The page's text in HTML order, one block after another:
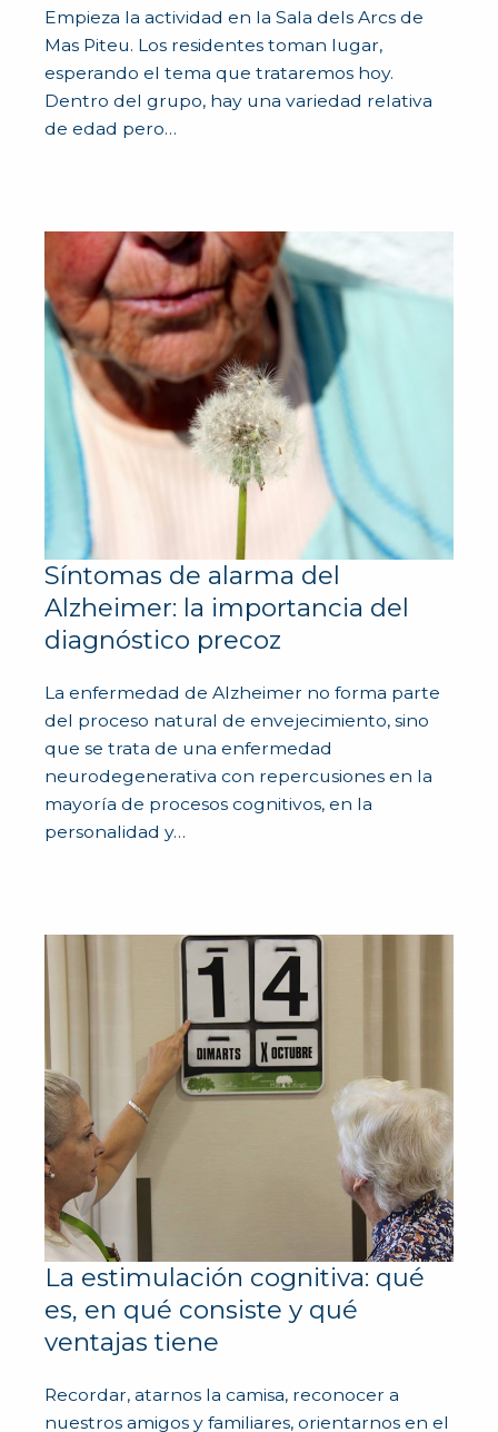
Empieza la actividad en la Sala dels Arcs de
Mas Piteu. Los residentes toman lugar,
esperando el tema que trataremos hoy.
Dentro del grupo, hay una variedad relativa
de edad pero…
Síntomas de alarma del
Alzheimer: la importancia del
diagnóstico precoz
La enfermedad de Alzheimer no forma parte
del proceso natural de envejecimiento, sino
que se trata de una enfermedad
neurodegenerativa con repercusiones en la
mayoría de procesos cognitivos, en la
personalidad y…
La estimulación cognitiva: qué
es, en qué consiste y qué
ventajas tiene
Recordar, atarnos la camisa, reconocer a
nuestros amigos y familiares, orientarnos en el